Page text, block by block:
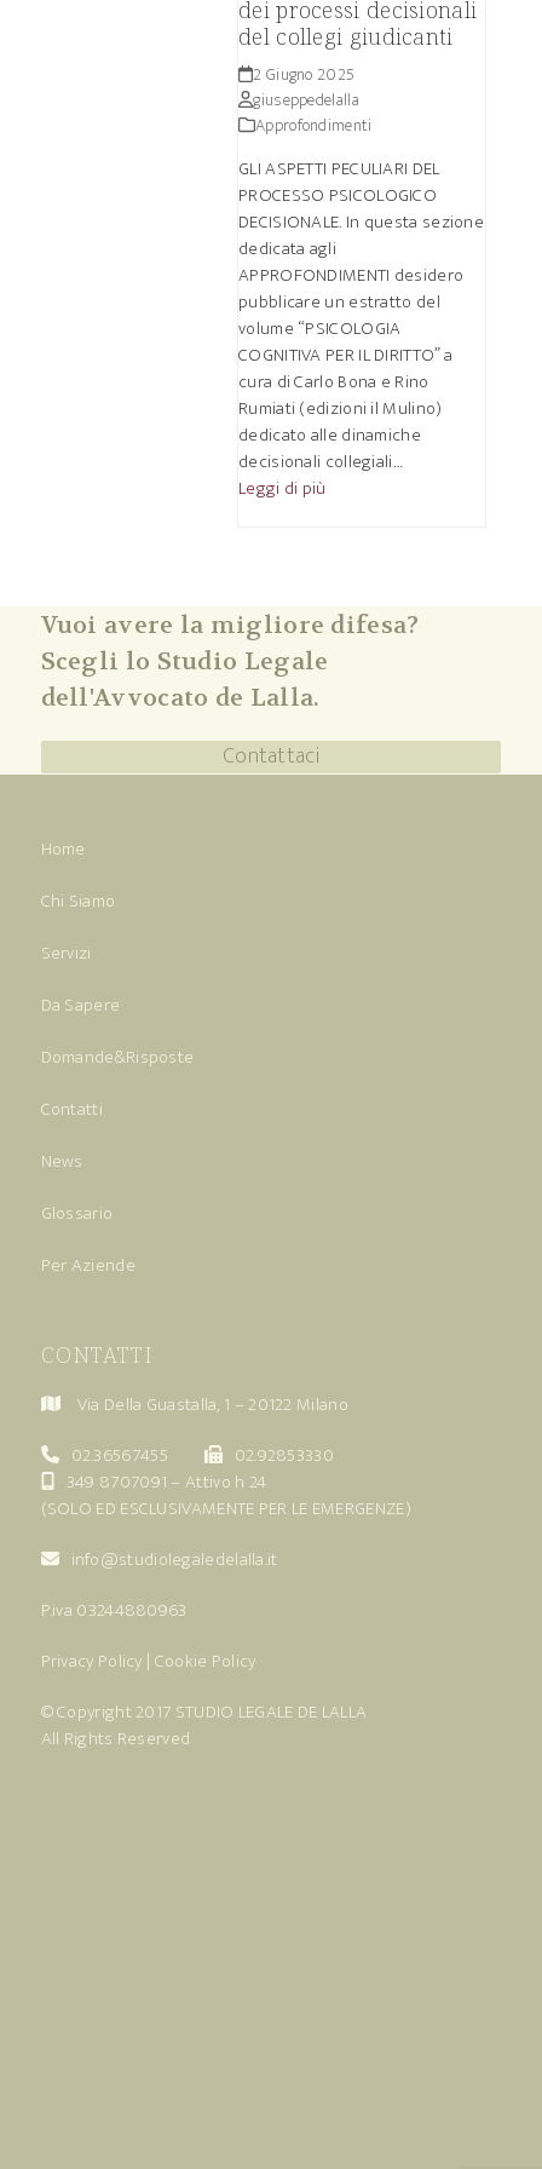
dei processi decisionali
del collegi giudicanti
2 Giugno 2025
giuseppedelalla
Approfondimenti
GLI ASPETTI PECULIARI DEL
PROCESSO PSICOLOGICO
DECISIONALE. In questa sezione
dedicata agli
APPROFONDIMENTI desidero
pubblicare un estratto del
volume “PSICOLOGIA
COGNITIVA PER IL DIRITTO” a
cura di Carlo Bona e Rino
Rumiati (edizioni il Mulino)
dedicato alle dinamiche
decisionali collegiali…
Leggi di più
Vuoi avere la migliore difesa?
Scegli lo Studio Legale
dell'Avvocato de Lalla.
Contattaci
Home
Chi Siamo
Servizi
Da Sapere
Domande&Risposte
Contatti
News
Glossario
Per Aziende
CONTATTI
Via Della Guastalla, 1 – 20122 Milano
02.36567455
02.92853330
349 8707091 – Attivo h 24
(SOLO ED ESCLUSIVAMENTE PER LE EMERGENZE)
info@studiolegaledelalla.it
P.iva 03244880963
Privacy Policy | Cookie Policy
© Copyright 2017 STUDIO LEGALE DE LALLA
All Rights Reserved